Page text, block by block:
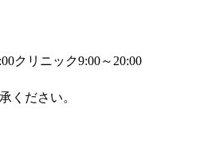
クリニック9:00～20:00
ください。